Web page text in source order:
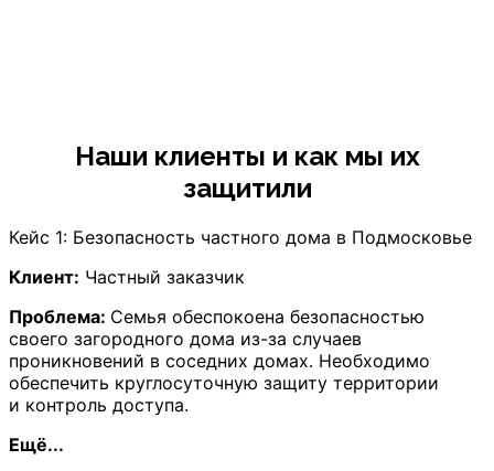
Наши клиенты и как мы их
защитили
Кейс 1: Безопасность частного дома в Подмосковье
Клиент: Частный заказчик
Проблема: Семья обеспокоена безопасностью
своего загородного дома из-за случаев
проникновений в соседних домах. Необходимо
обеспечить круглосуточную защиту территории
и контроль доступа.
Ещё...